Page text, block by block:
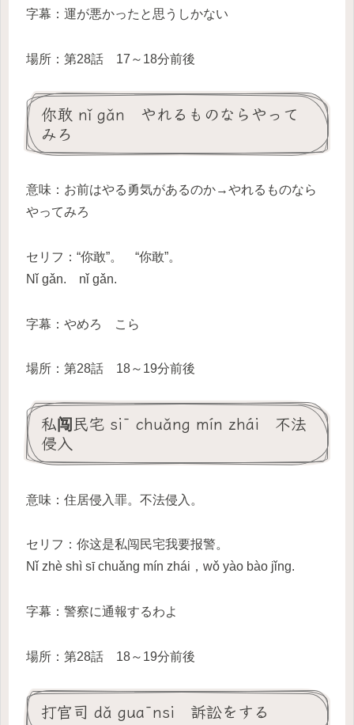
字幕：運が悪かったと思うしかない
場所：第28話 17～18分前後
你敢 nǐ gǎn やれるものならやって
みろ
意味：お前はやる勇気があるのか→やれるものなら
やってみろ
セリフ：“你敢”。 “你敢”。
Nǐ gǎn. nǐ gǎn.
字幕：やめろ こら
場所：第28話 18～19分前後
私闯民宅 sī chuǎng mín zhái 不法
侵入
意味：住居侵入罪。不法侵入。
セリフ：你这是私闯民宅我要报警。
Nǐ zhè shì sī chuǎng mín zhái，wǒ yào bào jǐng.
字幕：警察に通報するわよ
場所：第28話 18～19分前後
打官司 dǎ guānsi 訴訟をする